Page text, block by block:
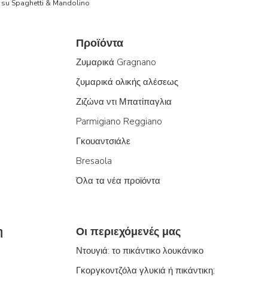
Spaghetti & Mandolino
Προϊόντα
Ζυμαρικά Gragnano
ζυμαρικά ολικής αλέσεως
Ζιζώνα ντι Μπατίπαγλια
Parmigiano Reggiano
Γκουαντσιάλε
Bresaola
Όλα τα νέα προϊόντα
Οι περιεχόμενές μας
Ντουγιά: το πικάντικο λουκάνικο
Γκοργκοντζόλα γλυκιά ή πικάντικη;